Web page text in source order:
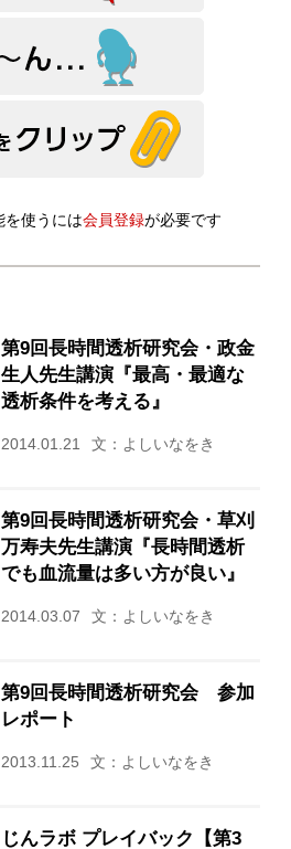
を使うには会員登録が必要です
第9回長時間透析研究会・政金
生人先生講演『最高・最適な
透析条件を考える』
2014.01.21 文：よしいなをき
第9回長時間透析研究会・草刈
万寿夫先生講演『長時間透析
でも血流量は多い方が良い』
2014.03.07 文：よしいなをき
第9回長時間透析研究会 参加
レポート
2013.11.25 文：よしいなをき
じんラボ プレイバック【第3